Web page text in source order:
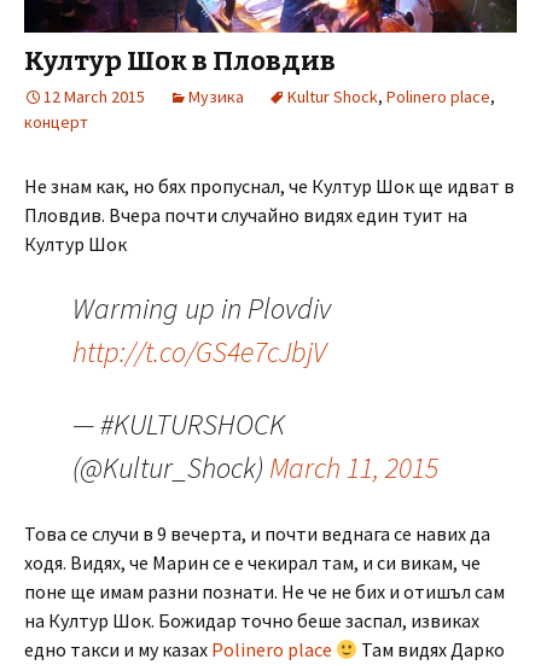
Култур Шок в Пловдив
12 March 2015 Музика Kultur Shock, Polinero place,
концерт
Не знам как, но бях пропуснал, че Култур Шок ще идват в
Пловдив. Вчера почти случайно видях един туит на
Култур Шок
Warming up in Plovdiv
http://t.co/GS4e7cJbjV
— #KULTURSHOCK
(@Kultur_Shock) March 11, 2015
Това се случи в 9 вечерта, и почти веднага се навих да
ходя. Видях, че Марин се е чекирал там, и си викам, че
поне ще имам разни познати. Не че не бих и отишъл сам
на Култур Шок. Божидар точно беше заспал, извиках
едно такси и му казах Polinero place
Там видях Дарко